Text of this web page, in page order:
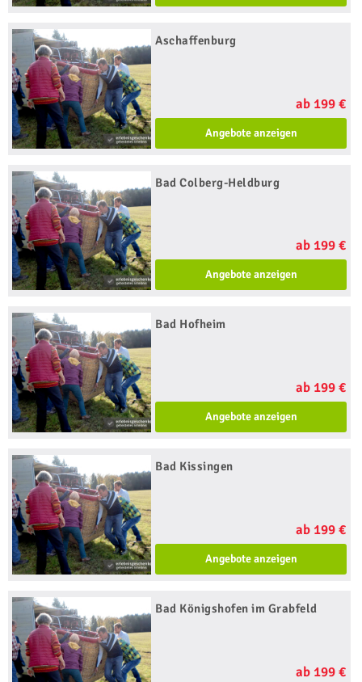
Aschaffenburg
ab 199 €
Angebote anzeigen
Bad Colberg-Heldburg
ab 199 €
Angebote anzeigen
Bad Hofheim
ab 199 €
Angebote anzeigen
Bad Kissingen
ab 199 €
Angebote anzeigen
Bad Königshofen im Grabfeld
ab 199 €